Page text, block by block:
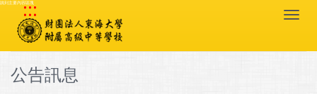
跳到主要內容區塊
:::
公告訊息